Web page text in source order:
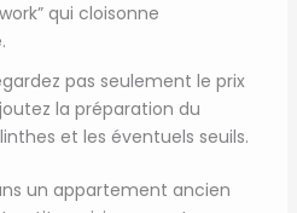
qui cloisonne
pas seulement le prix
la préparation du
et les éventuels seuils.
un appartement ancien